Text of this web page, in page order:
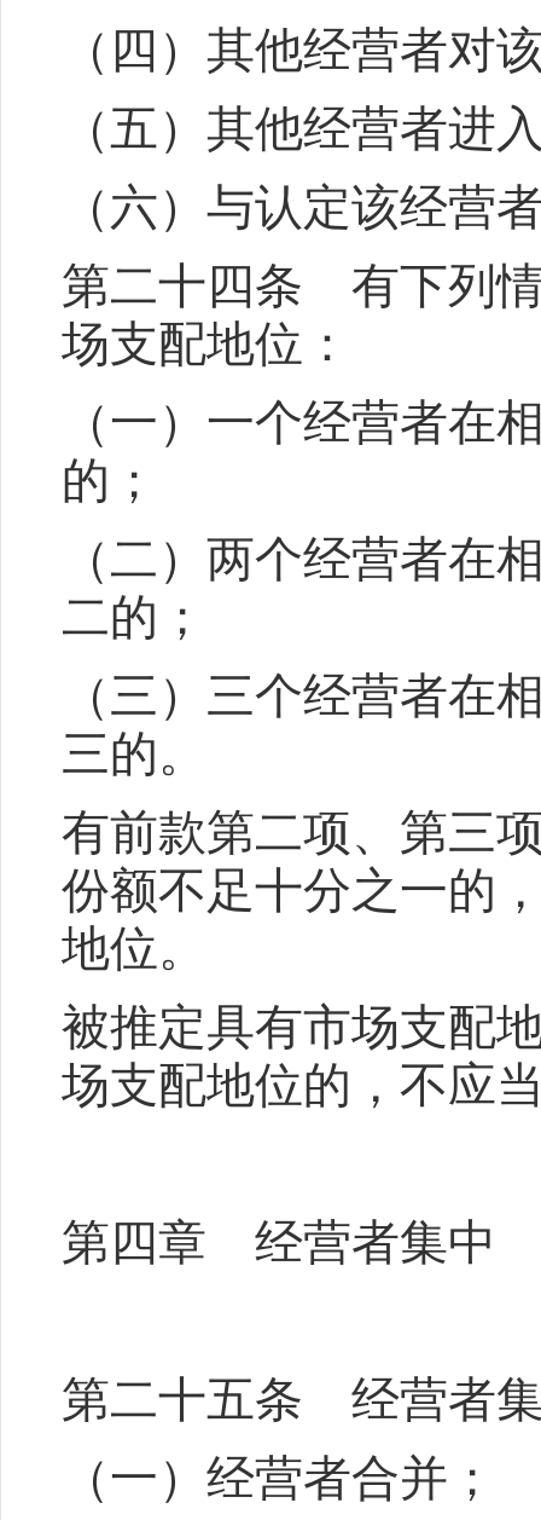
（四）其他经营者对
（五）其他经营者进
（六）与认定该经营
第二十四条 有下列
场支配地位：
（一）一个经营者在
的；
（二）两个经营者在
二的；
（三）三个经营者在
三的。
有前款第二项、第三
份额不足十分之一的
地位。
被推定具有市场支配
场支配地位的，不应
第四章 经营者集中
第二十五条 经营者
（一）经营者合并；